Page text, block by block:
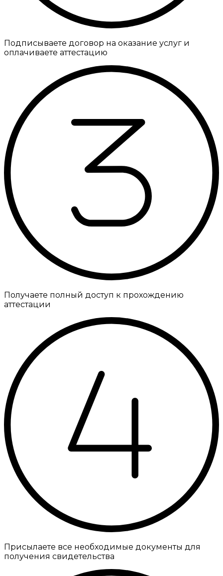
Подписываете договор на оказание услуг и
оплачиваете аттестацию
Получаете полный доступ к прохождению
аттестации
Присылаете все необходимые документы для
получения свидетельства